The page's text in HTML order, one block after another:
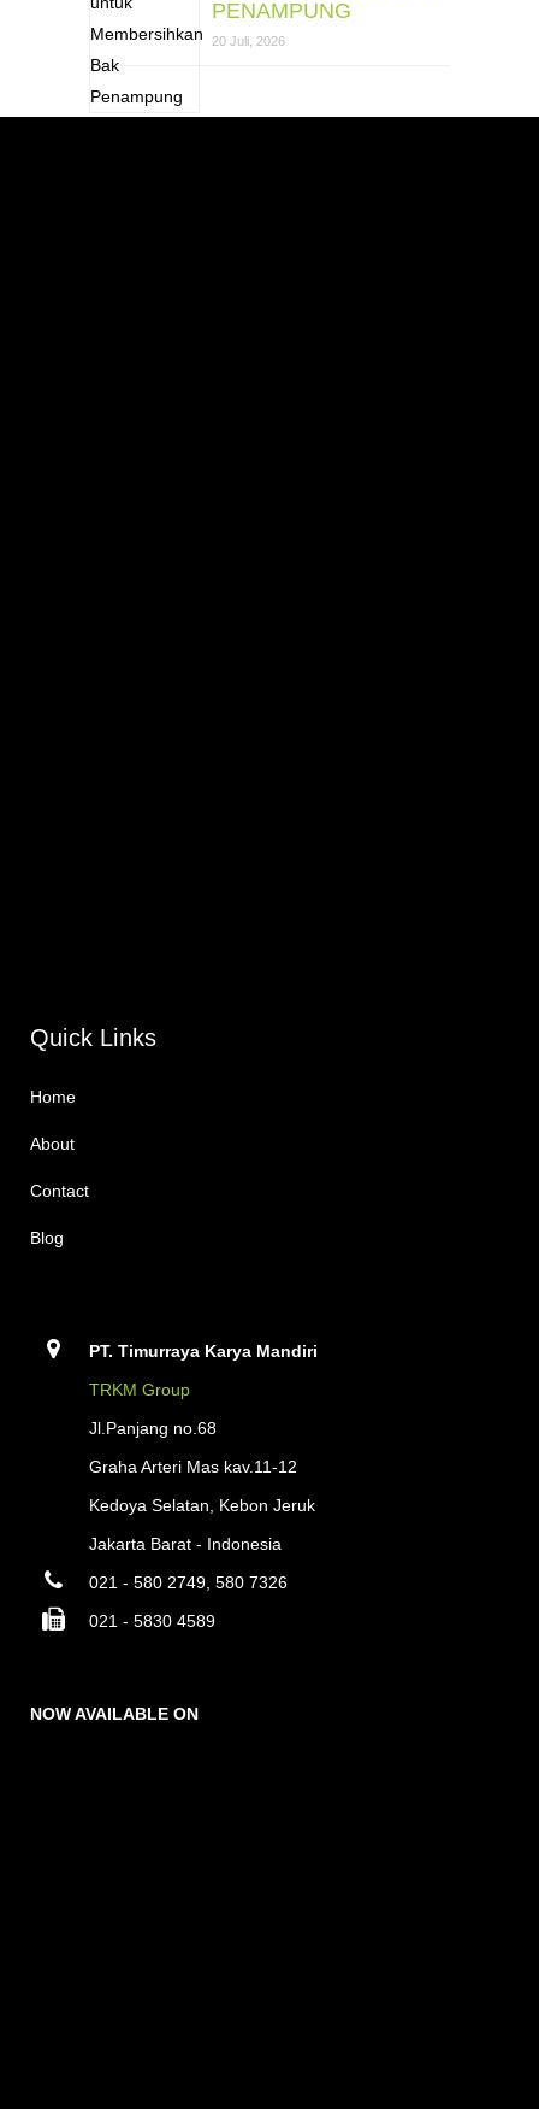
PENAMPUNG
20 Juli, 2026
Quick Links
Home
About
Contact
Blog
PT. Timurraya Karya Mandiri
TRKM Group
Jl.Panjang no.68
Graha Arteri Mas kav.11-12
Kedoya Selatan, Kebon Jeruk
Jakarta Barat - Indonesia
021 - 580 2749, 580 7326
021 - 5830 4589
NOW AVAILABLE ON